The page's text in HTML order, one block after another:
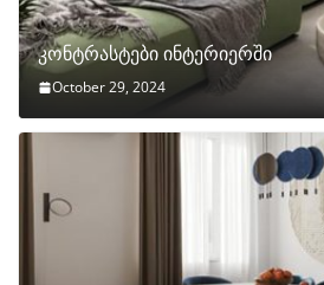
კონტრასტები ინტერიერში
October 29, 2024